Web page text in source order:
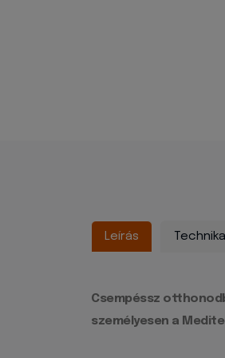
Leírás
Csempéssz
személyesen a